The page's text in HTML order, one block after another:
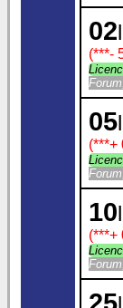
02
(***-
05
(***+
10
(***+